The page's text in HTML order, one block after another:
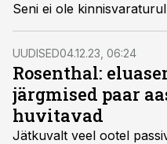
Seni ei ole
muutusi toimunud, kiiret
tulnud.
UUDISED04.12.23, 06:24
Rosenthal:
järgmised paar
huvitavad
Jätkuvalt veel ootel